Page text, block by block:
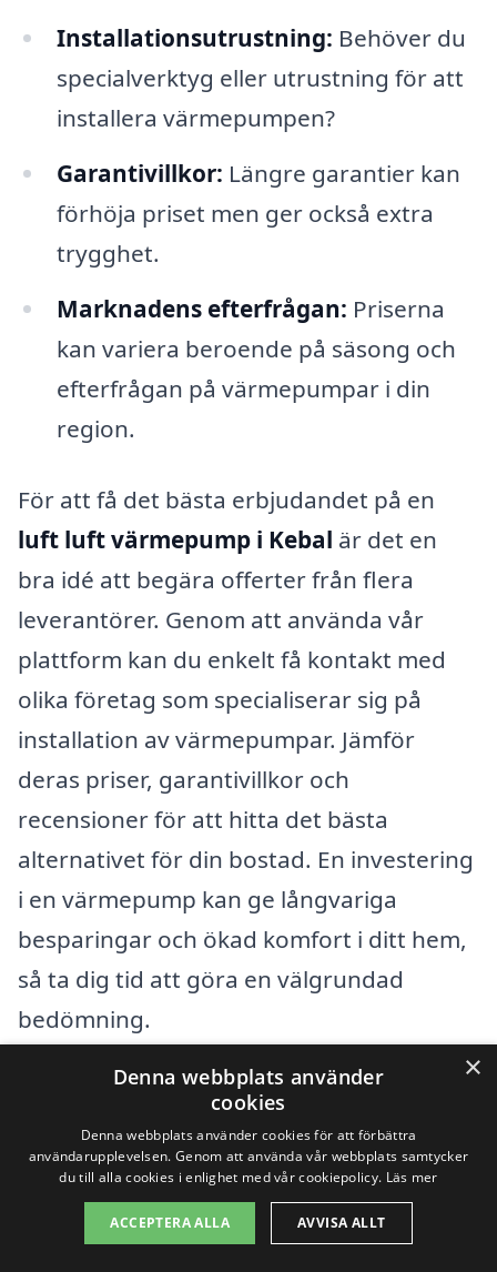
Installationsutrustning: Behöver du
specialverktyg eller utrustning för att
installera värmepumpen?
Garantivillkor: Längre garantier kan
förhöja priset men ger också extra
trygghet.
Marknadens efterfrågan: Priserna
kan variera beroende på säsong och
efterfrågan på värmepumpar i din
region.
För att få det bästa erbjudandet på en
luft luft värmepump i Kebal är det en
bra idé att begära offerter från flera
leverantörer. Genom att använda vår
plattform kan du enkelt få kontakt med
olika företag som specialiserar sig på
installation av värmepumpar. Jämför
deras priser, garantivillkor och
recensioner för att hitta det bästa
alternativet för din bostad. En investering
i en värmepump kan ge långvariga
besparingar och ökad komfort i ditt hem,
så ta dig tid att göra en välgrundad
bedömning.
Få 3 erbjudanden, gratis och utan
förpliktelser
×
Denna webbplats använder
cookies
Denna webbplats använder cookies för att förbättra
användarupplevelsen. Genom att använda vår webbplats samtycker
du till alla cookies i enlighet med vår cookiepolicy. Läs mer
ACCEPTERA ALLA AVVISA ALLT